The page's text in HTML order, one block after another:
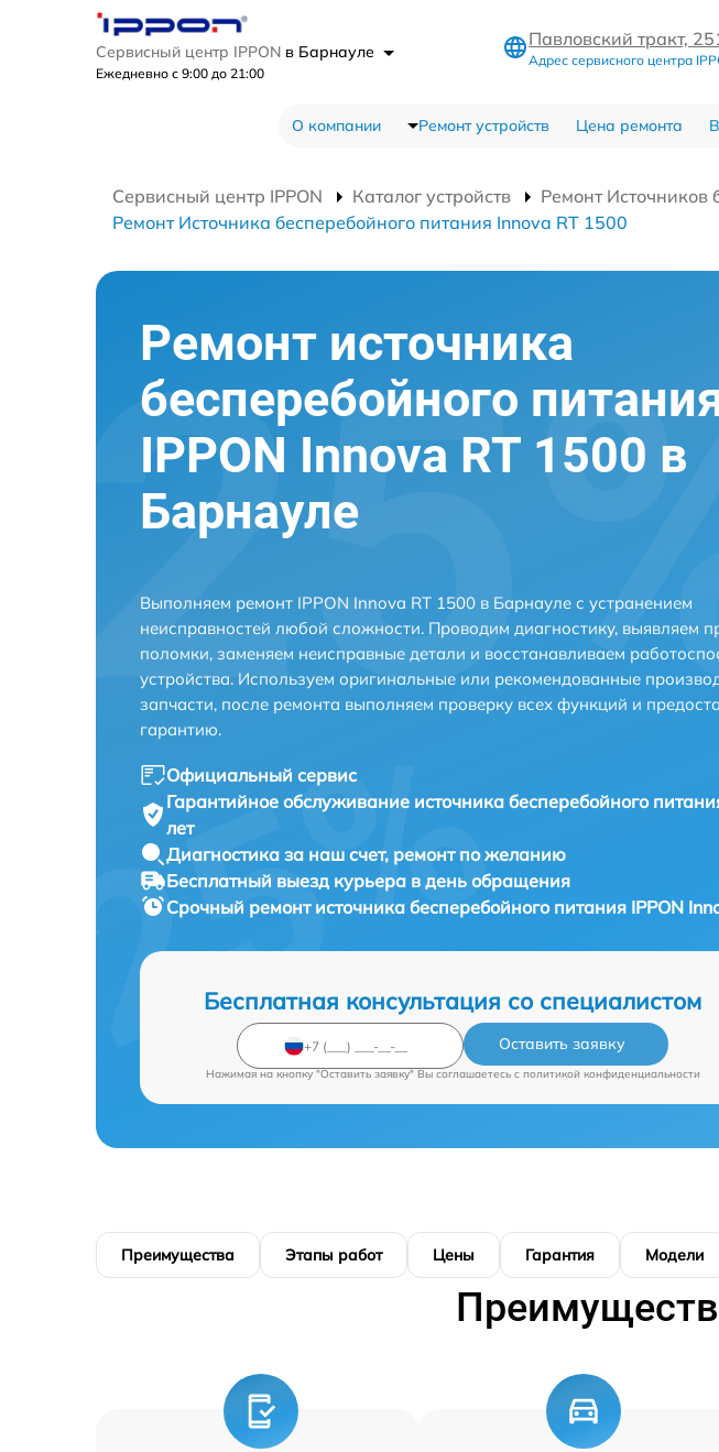
Сервисный центр IPPON в Барнауле
Ежедневно с 9:00 до 21:00
Павловский тракт,
Адрес сервисного центра
О компании Ремонт устройств Цена ремонта
Сервисный центр IPPON Каталог устройств
Ремонт Источников
Ремонт Источника бесперебойного питания Innova RT 1500
Ремонт источника
бесперебойного
IPPON Innova RT 1500 в
Барнауле
Выполняем ремонт IPPON Innova RT 1500 в Барнауле с устранением
неисправностей любой сложности. Проводим диагностику, выявляем
поломки, заменяем неисправные детали и восстанавливаем
устройства. Используем оригинальные или рекомендованные
запчасти, после ремонта выполняем проверку всех функций и
гарантию.
Официальный сервис
Гарантийное обслуживание источника бесперебойного
лет
Диагностика за наш счет, ремонт по желанию
Бесплатный выезд курьера в день обращения
Срочный ремонт источника бесперебойного питания IPPON
Бесплатная консультация со специалистом
Оставить заявку
Нажимая на кнопку "Оставить заявку" Вы соглашаетесь c политикой конфиденциальности
Преимущества Этапы работ Цены Гарантия Модели